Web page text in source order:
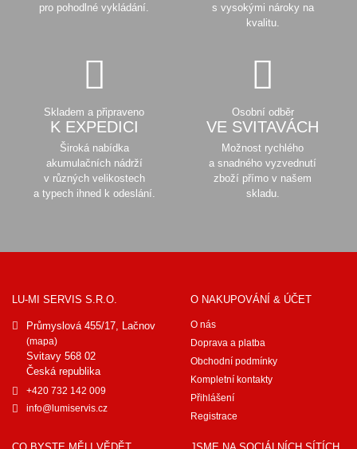
pro pohodlné vykládání.
s vysokými nároky na
kvalitu.
Skladem a připraveno
K EXPEDICI
Široká nabídka
akumulačních nádrží
v různých velikostech
a typech ihned k odeslání.
Osobní odběr
VE SVITAVÁCH
Možnost rychlého
a snadného vyzvednutí
zboží přímo v našem
skladu.
LU-MI SERVIS S.R.O.
Průmyslová 455/17, Lačnov
(mapa)
Svitavy 568 02
Česká republika
+420 732 142 009
info@lumiservis.cz
O NAKUPOVÁNÍ & ÚČET
O nás
Doprava a platba
Obchodní podmínky
Kompletní kontakty
Přihlášení
Registrace